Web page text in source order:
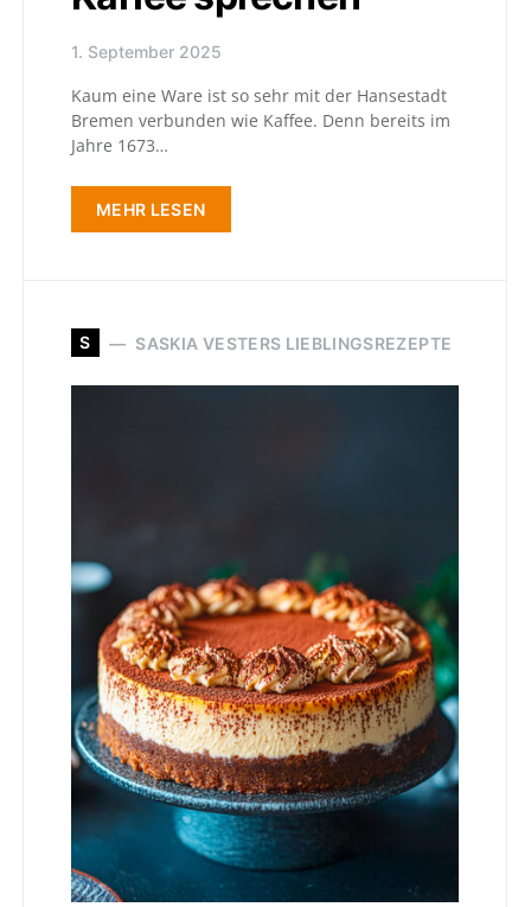
1. September 2025
Kaum eine Ware ist so sehr mit der Hansestadt
Bremen verbunden wie Kaffee. Denn bereits im
Jahre 1673…
MEHR LESEN
S SASKIA VESTERS LIEBLINGSREZEPTE